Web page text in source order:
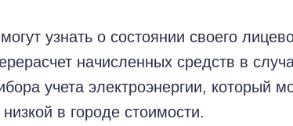
узнать о состоянии своего
начисленных средств в
учета электроэнергии, который
в городе стоимости.